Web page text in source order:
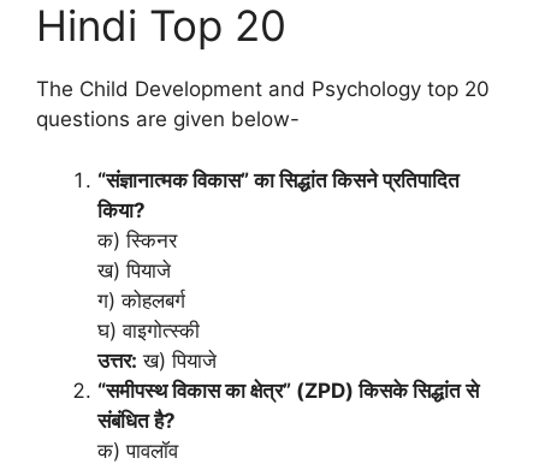
Hindi Top 20
The Child Development and Psychology top 20
questions are given below-
“संज्ञानात्मक विकास” का सिद्धांत किसने प्रतिपादित
किया?
क) स्किनर
ख) पियाजे
ग) कोहलबर्ग
घ) वाइगोत्स्की
उत्तर: ख) पियाजे
“समीपस्थ विकास का क्षेत्र” (ZPD) किसके सिद्धांत से
संबंधित है?
क) पावलॉव